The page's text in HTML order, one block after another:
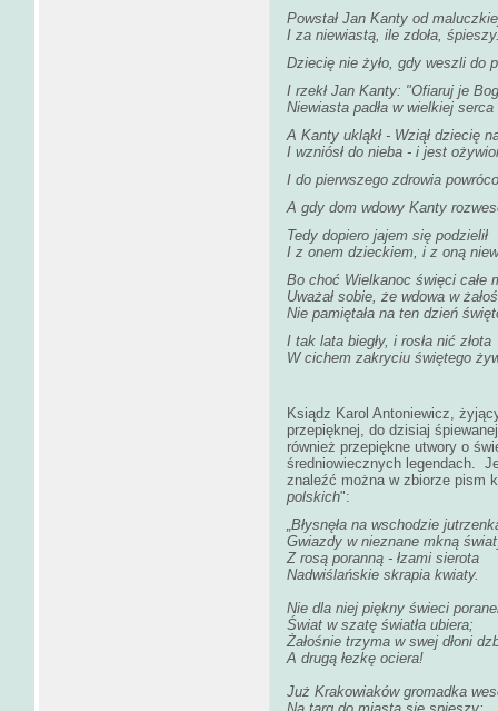
Powstał Jan Kanty od
I za niewiastą, ile zdoła,
Dziecię nie żyło, gdy weszli do
I rzekł Jan Kanty: "Ofiaruj je
Niewiasta padła w wielkiej
A Kanty ukląkł - Wziął dziecię
I wzniósł do nieba - i jest
I do pierwszego zdrowia
A gdy dom wdowy Kanty
Tedy dopiero jajem się podzielił
I z onem dzieckiem, i z oną
Bo choć Wielkanoc święci całe
Uważał sobie, że wdowa w
Nie pamiętała na ten dzień
I tak lata biegły, i rosła nić złota
W cichem zakryciu świętego
Ksiądz Karol Antoniewicz,
przepięknej, do dzisiaj
również przepiękne utwory o
średniowiecznych legendach.
znaleźć można w zbiorze pism
polskich":
„Błysnęła na wschodzie
Gwiazdy w nieznane mkną
Z rosą poranną - łzami sierota
Nadwiślańskie skrapia kwiaty.
Nie dla niej piękny świeci
Świat w szatę światła ubiera;
Żałośnie trzyma w swej dłoni
A drugą łezkę ociera!
Już Krakowiaków gromadka